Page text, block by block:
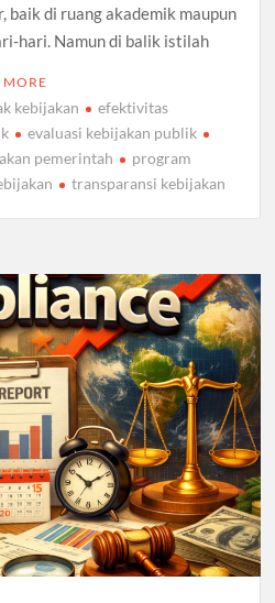
baik di ruang akademik maupun
hari. Namun di balik istilah
MORE
kebijakan
efektivitas
evaluasi kebijakan publik
pemerintah
program
transparansi kebijakan